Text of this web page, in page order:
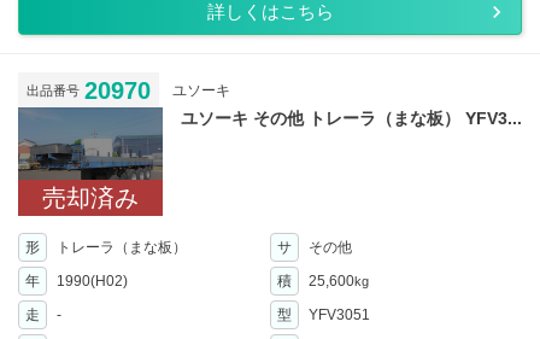
詳しくはこちら
出品番号 20970 ユソーキ
売却済み
ユソーキ その他 トレーラ（まな板） YFV3...
形 トレーラ（まな板） サ
その他
年
1990(H02) 積 25,600kg
走 - 型
YFV3051